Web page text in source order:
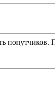
попутчиков.